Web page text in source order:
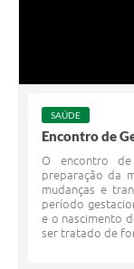
SAÚDE
Encontro de
O encontro de
preparação da
mudanças e
período
e o nascimento
ser tratado de